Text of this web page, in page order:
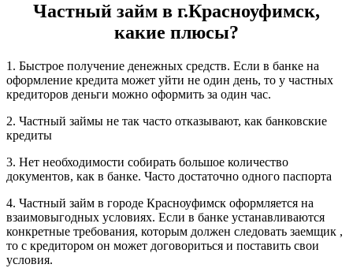
Частный займ в г.Красноуфимск,
какие плюсы?
1. Быстрое получение денежных средств. Если в банке на
оформление кредита может уйти не один день, то у частных
кредиторов деньги можно оформить за один час.
2. Частный займы не так часто отказывают, как банковские
кредиты
3. Нет необходимости собирать большое количество
документов, как в банке. Часто достаточно одного паспорта
4. Частный займ в городе Красноуфимск оформляется на
взаимовыгодных условиях. Если в банке устанавливаются
конкретные требования, которым должен следовать заемщик ,
то с кредитором он может договориться и поставить свои
условия.